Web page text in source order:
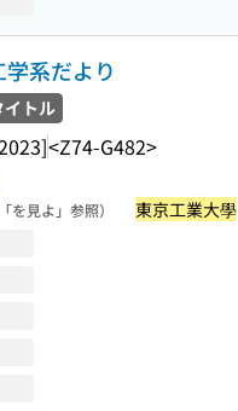
系だより
トル
<Z74-G482>
見よ」参照） 東京工業大學